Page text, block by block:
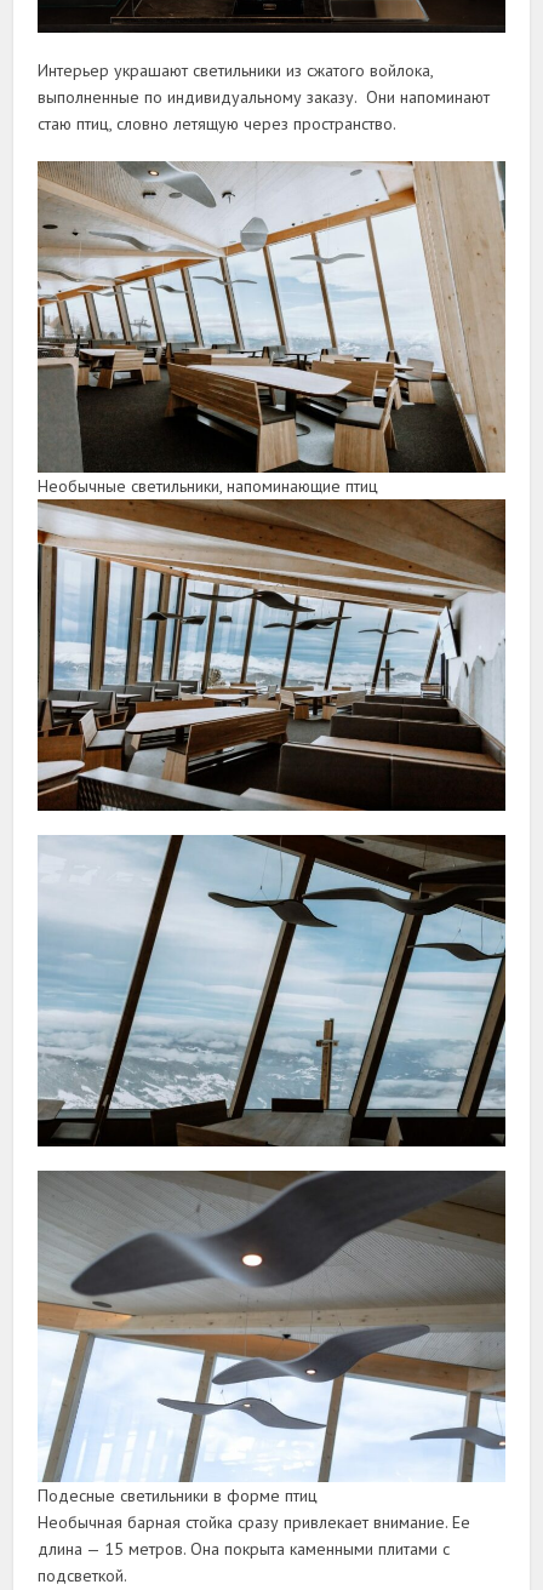
Интерьер украшают светильники из сжатого войлока,
выполненные по индивидуальному заказу. Они напоминают
стаю птиц, словно летящую через пространство.
Необычные светильники, напоминающие птиц
Подесные светильники в форме птиц
Необычная барная стойка сразу привлекает внимание. Ее
длина — 15 метров. Она покрыта каменными плитами с
подсветкой.